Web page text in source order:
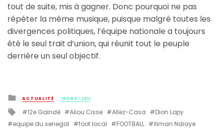
tout de suite, mis à gagner. Donc pourquoi ne pas
répéter la même musique, puisque malgré toutes les
divergences politiques, l’équipe nationale a toujours
été le seul trait d’union, qui réunit tout le peuple
derrière un seul objectif.
Posted
in
ACTUALITÉ HORS-JEU
Tagged
with
12e Gaïndé Aliou Cisse Allez-Casa
Dion Lopy
equipe du senegal
foot local FOOTBALL
Iliman Ndiaye